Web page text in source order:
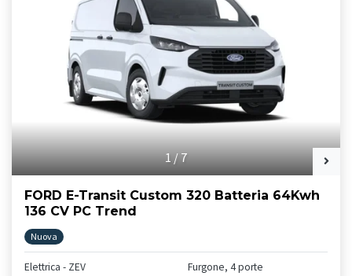
1/7
FORD E-Transit Custom 320 Batteria 64Kwh
136 CV PC Trend
Nuova
Elettrica - ZEV
Furgone, 4 porte